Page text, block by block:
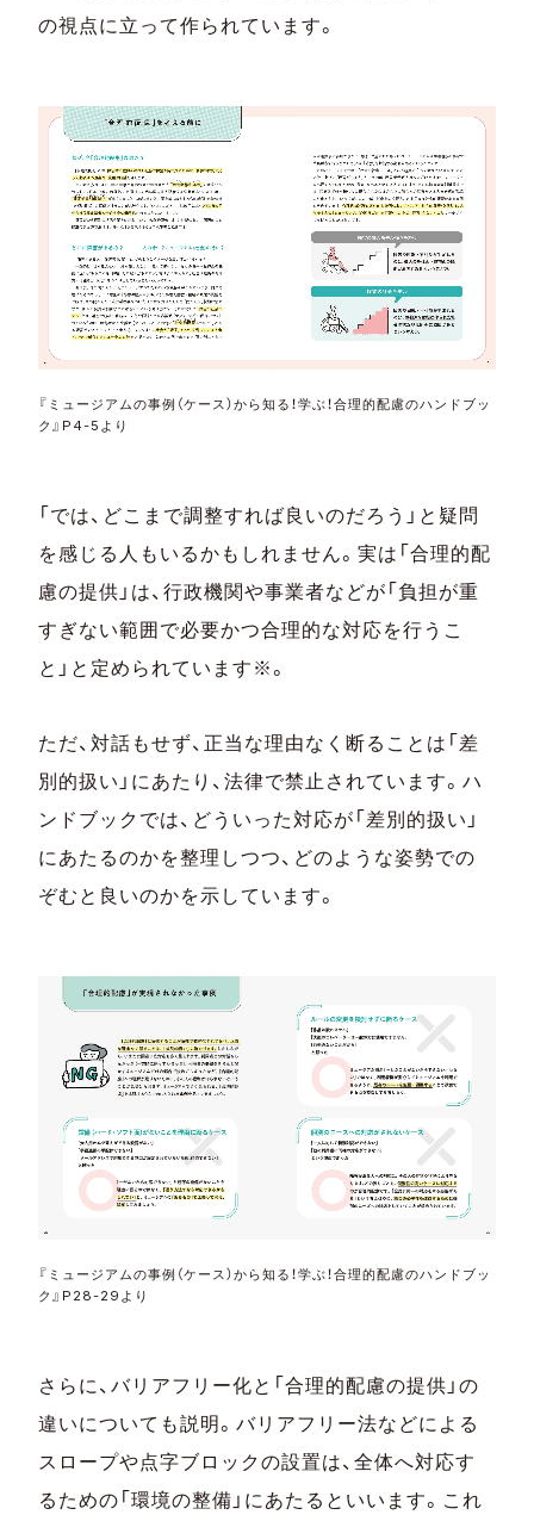
の視点に立って作られています。
『ミュージアムの事例（ケース）から知る！学ぶ！合理的配慮のハンドブッ
ク』P4-5より
「では、どこまで調整すれば良いのだろう」と疑問
を感じる人もいるかもしれません。実は「合理的配
慮の提供」は、行政機関や事業者などが「負担が重
すぎない範囲で必要かつ合理的な対応を行うこ
と」と定められています※。
ただ、対話もせず、正当な理由なく断ることは「差
別的扱い」にあたり、法律で禁止されています。ハ
ンドブックでは、どういった対応が「差別的扱い」
にあたるのかを整理しつつ、どのような姿勢での
ぞむと良いのかを示しています。
『ミュージアムの事例（ケース）から知る！学ぶ！合理的配慮のハンドブッ
ク』P28-29より
さらに、バリアフリー化と「合理的配慮の提供」の
違いについても説明。バリアフリー法などによる
スロープや点字ブロックの設置は、全体へ対応す
るための「環境の整備」にあたるといいます。これ